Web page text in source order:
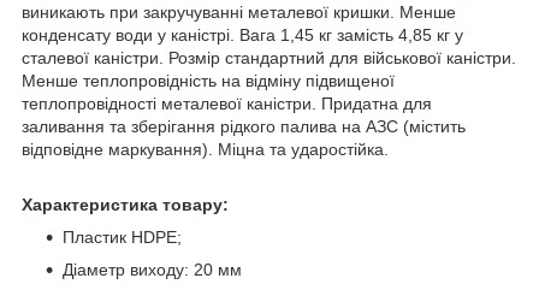
виникають при закручуванні металевої кришки. Менше
конденсату води у каністрі. Вага 1,45 кг замість 4,85 кг у
сталевої каністри. Розмір стандартний для військової каністри.
Менше теплопровідність на відміну підвищеної
теплопровідності металевої каністри. Придатна для
заливання та зберігання рідкого палива на АЗС (містить
відповідне маркування). Міцна та ударостійка.
Характеристика товару:
Пластик HDPE;
Діаметр виходу: 20 мм